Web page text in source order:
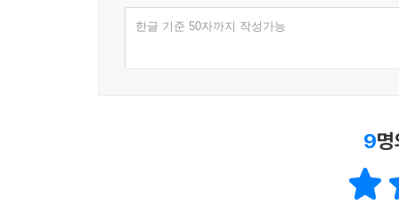
한글 기준 50자까지 작성가능
9